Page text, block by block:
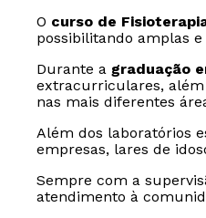
O curso de
possibilitando amplas
Durante a graduação
extracurriculares, além
nas mais diferentes
Além dos laboratórios
empresas, lares de
Sempre com a
atendimento à